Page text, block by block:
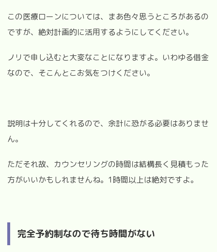
この医療ローンについては、まあ色々思うところがあるの
ですが、絶対計画的に活用するようにしてください。
ノリで申し込むと大変なことになりますよ。いわゆる借金
なので、そこんとこお気をつけください。
説明は十分してくれるので、余計に恐がる必要はありませ
ん。
ただそれ故、カウンセリングの時間は結構長く見積もった
方がいいかもしれませんね。1時間以上は絶対ですよ。
完全予約制なので待ち時間がない